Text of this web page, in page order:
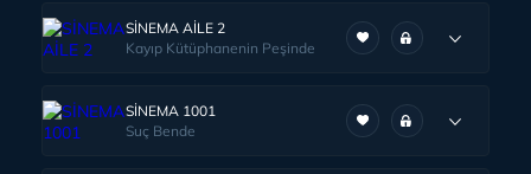
SİNEMA AİLE 2
Kayıp Kütüphanenin Peşinde
SİNEMA 1001
Suç Bende